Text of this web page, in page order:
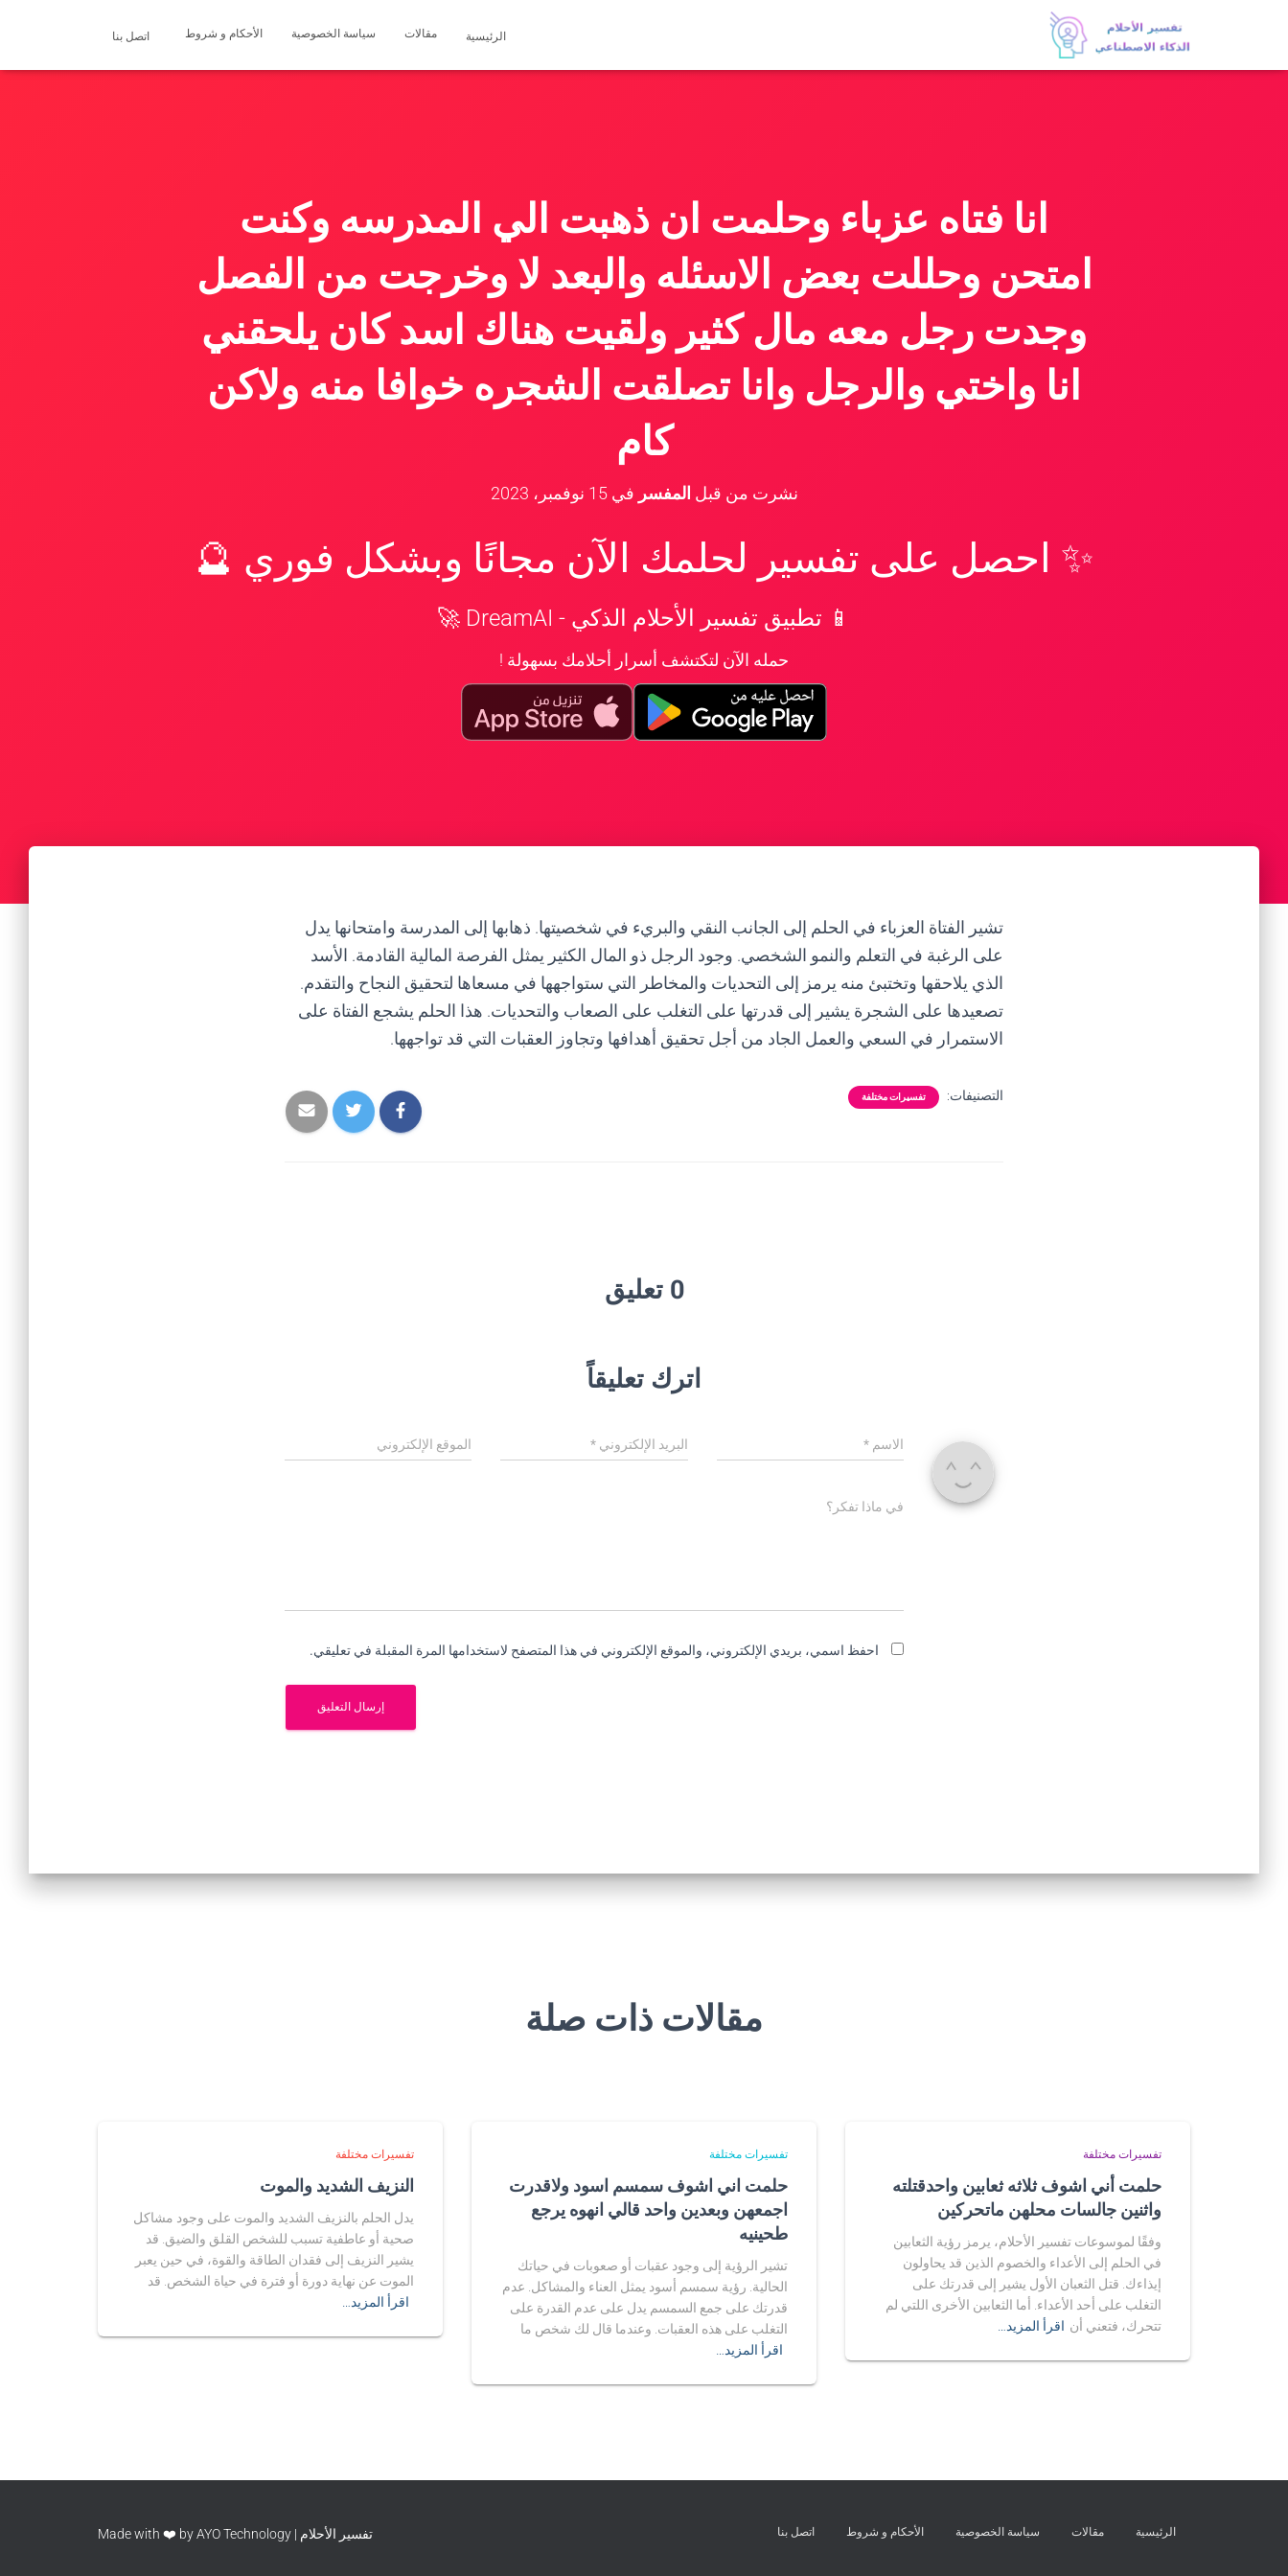
الرئيسية مقالات سياسة الخصوصية الأحكام و شروط اتصل بنا
انا فتاه عزباء وحلمت ان ذهبت الي المدرسه وكنت
امتحن وحللت بعض الاسئله والبعد لا وخرجت من الفصل
وجدت رجل معه مال كثير ولقيت هناك اسد كان يلحقني
انا واختي والرجل وانا تصلقت الشجره خوافا منه ولاكن
كام
نشرت من قبل المفسر في15 نوفمبر، 2023
✨ احصل على تفسير لحلمك الآن مجانًا وبشكل فوري 🔮
📱 تطبيق تفسير الأحلام الذكي - DreamAI 🚀
حمله الآن لتكتشف أسرار أحلامك بسهولة !
تشير الفتاة العزباء في الحلم إلى الجانب النقي والبريء في شخصيتها. ذهابها إلى المدرسة وامتحانها يدل
على الرغبة في التعلم والنمو الشخصي. وجود الرجل ذو المال الكثير يمثل الفرصة المالية القادمة. الأسد
الذي يلاحقها وتختبئ منه يرمز إلى التحديات والمخاطر التي ستواجهها في مسعاها لتحقيق النجاح والتقدم.
تصعيدها على الشجرة يشير إلى قدرتها على التغلب على الصعاب والتحديات. هذا الحلم يشجع الفتاة على
الاستمرار في السعي والعمل الجاد من أجل تحقيق أهدافها وتجاوز العقبات التي قد تواجهها.
التصنيفات: تفسيرات مختلفة
0 تعليق
اترك تعليقاً
الاسم * البريد الإلكتروني* الموقع الإلكتروني
في ماذا تفكر؟
احفظ اسمي، بريدي الإلكتروني، والموقع الإلكتروني في هذا المتصفح لاستخدامها المرة المقبلة في تعليقي.
مقالات ذات صلة
تفسيرات مختلفة
حلمت أني اشوف ثلاثه ثعابين واحدقتلته
واثنين جالسات محلهن ماتحركين
وفقًا لموسوعات تفسير الأحلام، يرمز رؤية الثعابين
في الحلم إلى الأعداء والخصوم الذين قد يحاولون
إيذاءك. قتل الثعبان الأول يشير إلى قدرتك على
التغلب على أحد الأعداء. أما الثعابين الأخرى اللتي لم
تتحرك، فتعني أن اقرأ المزيد…
تفسيرات مختلفة
حلمت اني اشوف سمسم اسود ولاقدرت
اجمعهن وبعدين واحد قالي انهوه يرجع
طحينيه
تشير الرؤية إلى وجود عقبات أو صعوبات في حياتك
الحالية. رؤية سمسم أسود يمثل العناء والمشاكل. عدم
قدرتك على جمع السمسم يدل على عدم القدرة على
التغلب على هذه العقبات. وعندما قال لك شخص ما
اقرأ المزيد…
تفسيرات مختلفة
النزيف الشديد والموت
يدل الحلم بالنزيف الشديد والموت على وجود مشاكل
صحية أو عاطفية تسبب للشخص القلق والضيق. قد
يشير النزيف إلى فقدان الطاقة والقوة، في حين يعبر
الموت عن نهاية دورة أو فترة في حياة الشخص. قد
اقرأ المزيد…
الرئيسية مقالات سياسة الخصوصية الأحكام و شروط اتصل بنا تفسير الأحلام | Made with ❤️ by AYO Technology